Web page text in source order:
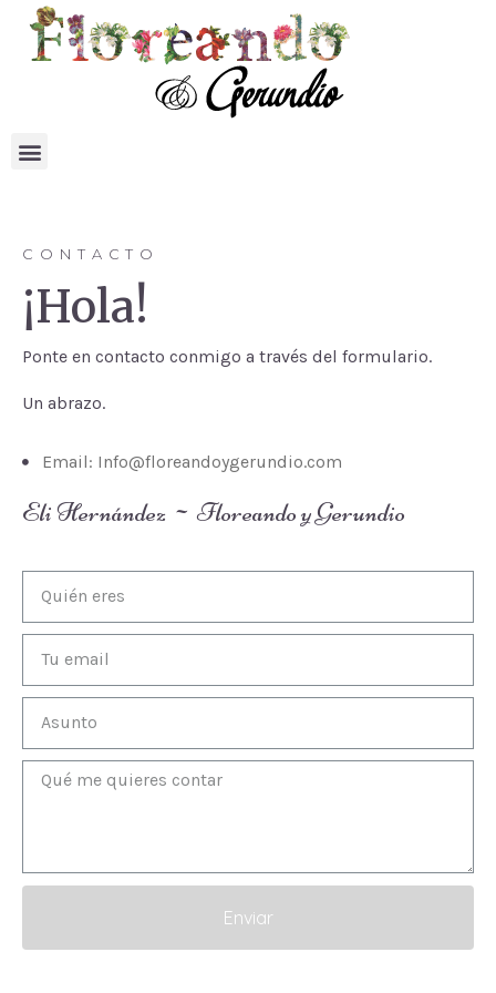
CONTACTO
¡Hola!
Ponte en contacto conmigo a través del formulario.
Un abrazo.
Email: Info@floreandoygerundio.com
Eli Hernández ~ Floreando y Gerundio
Enviar